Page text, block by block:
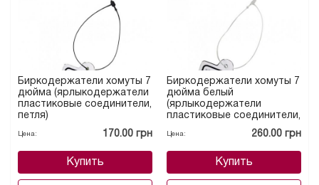
Биркодержатели хомуты 7
дюйма (ярлыкодержатели
пластиковые соединители,
петля)
Цена: 170.00 грн
Купить
Биркодержатели хомуты 7
дюйма белый
(ярлыкодержатели
пластиковые соединители,
Цена: 260.00 грн
Купить